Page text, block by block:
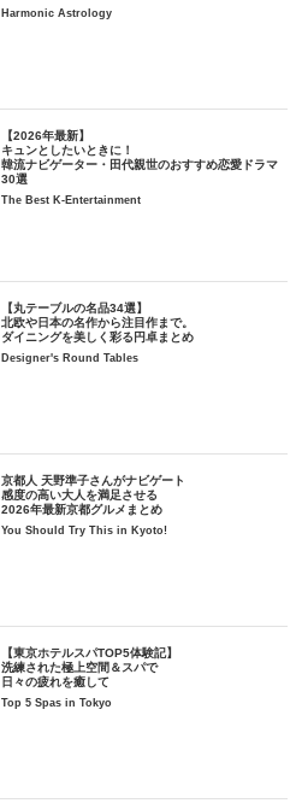
Harmonic Astrology
【2026年最新】
キュンとしたいときに！
韓流ナビゲーター・田代親世のおすすめ恋愛ドラマ
30選
The Best K-Entertainment
【丸テーブルの名品34選】
北欧や日本の名作から注目作まで。
ダイニングを美しく彩る円卓まとめ
Designer's Round Tables
京都人 天野準子さんがナビゲート
感度の高い大人を満足させる
2026年最新京都グルメまとめ
You Should Try This in Kyoto!
【東京ホテルスパTOP5体験記】
洗練された極上空間＆スパで
日々の疲れを癒して
Top 5 Spas in Tokyo